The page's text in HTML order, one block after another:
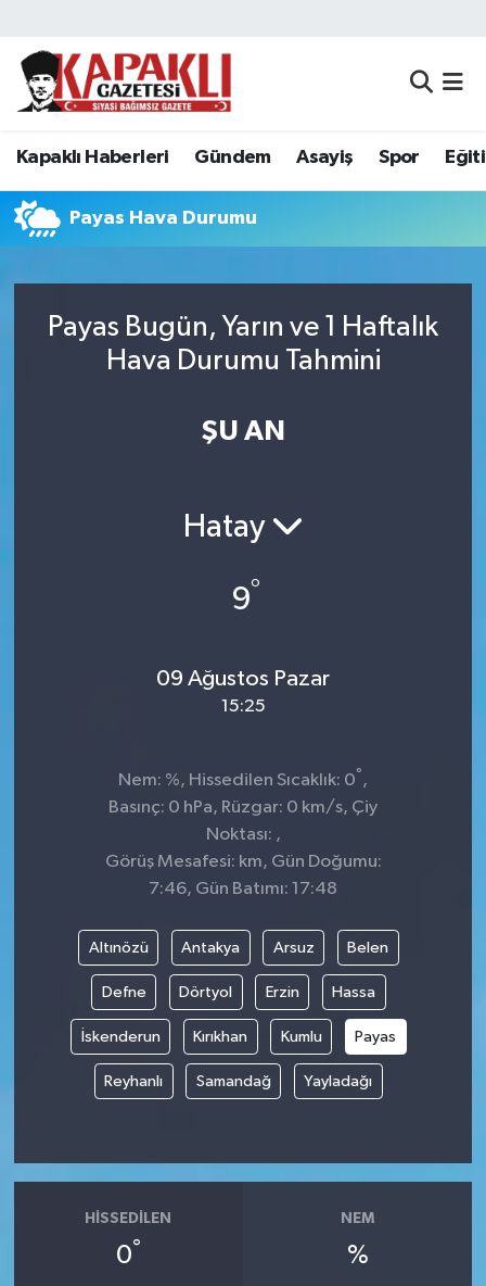
Kapaklı Haberleri Gündem Asayiş Spor
Payas Hava Durumu
Payas Bugün, Yarın ve 1 Haftalık
Hava Durumu Tahmini
ŞU AN
Hatay
9°
09 Ağustos Pazar
15:25
Nem: %, Hissedilen Sıcaklık: 0° ,
Basınç: 0 hPa, Rüzgar: 0 km/s, Çiy
Noktası: ,
Görüş Mesafesi: km, Gün Doğumu:
7:46, Gün Batımı: 17:48
Altınözü Antakya Arsuz Belen
Defne Dörtyol Erzin Hassa
İskenderun Kırıkhan Kumlu Payas
Reyhanlı Samandağ Yayladağı
HISSEDILEN
0°
NEM
%
Kapaklı Haberleri
Asayiş
Spor
Siyaset
Tekirdağ Nöbetçi Eczaneler
Tekirdağ Namaz Vakitleri
Tekirdağ Trafik Yoğunluk Haritası
Tüm Manşetler